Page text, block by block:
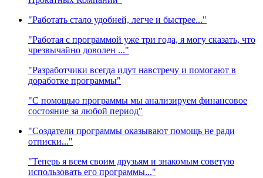
"Работать стало удобней, легче и быстрее..."
"Работая с программой уже три года, я могу сказать, что
чрезвычайно доволен ..."
"Разработчики всегда идут навстречу и помогают в
доработке программы"
"С помощью программы мы анализируем финансовое
состояние за любой период"
"Создатели программы оказывают помощь не ради
отписки..."
"Теперь я всем своим друзьям и знакомым советую
использовать его программы..."